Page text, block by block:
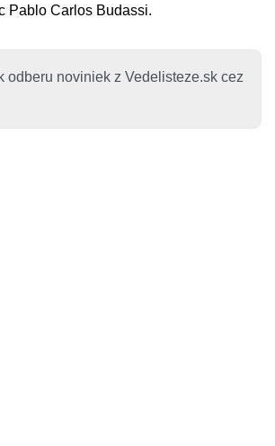
Pablo Carlos Budassi.
odberu noviniek z Vedelisteze.sk cez